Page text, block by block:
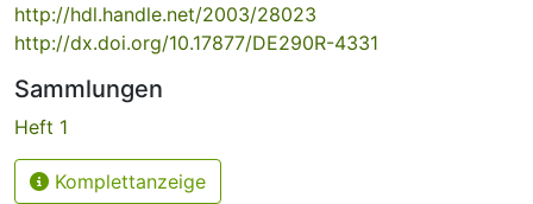
http://hdl.handle.net/2003/28023
http://dx.doi.org/10.17877/DE290R-4331
Sammlungen
Heft 1
Komplettanzeige